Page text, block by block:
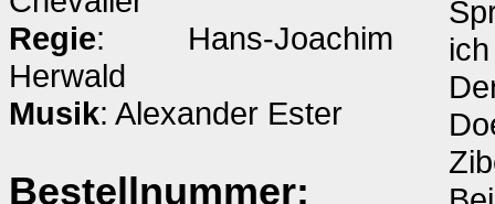
Regie: Hans-Joachim
Herwald
Musik: Alexander Ester
Bestellnummer: